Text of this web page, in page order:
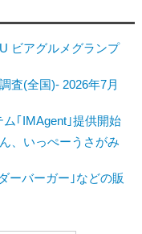
ビアグルメグランプ
査(全国)- 2026年7月
｢IMAgent｣提供開始
、いっぺーうさがみ
ーバーガー｣などの販